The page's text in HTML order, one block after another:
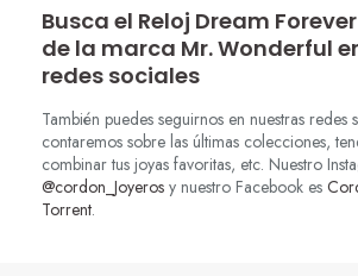
Busca el Reloj Dream
de la marca Mr. Wonderful
redes sociales
También puedes seguirnos en nuestras redes
contaremos sobre las últimas colecciones,
combinar tus joyas favoritas, etc. Nuestro
@cordon_Joyeros y nuestro Facebook es
Torrent.